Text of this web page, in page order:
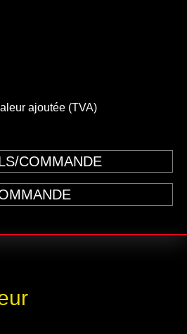
ajoutée (TVA)
COMMANDE